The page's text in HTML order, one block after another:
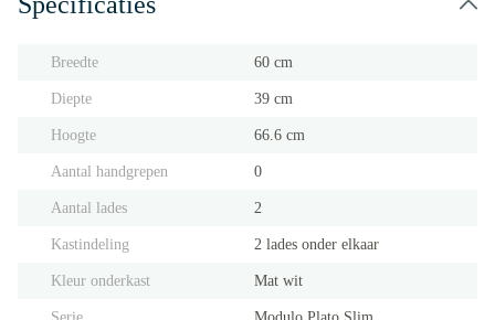
Breedte 60 cm
Diepte 39 cm
Hoogte 66.6 cm
Aantal handgrepen 0
Aantal lades 2
Kastindeling 2 lades onder elkaar
Kleur onderkast Mat wit